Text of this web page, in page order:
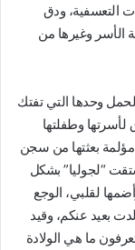
التعسفية، ودق
الأسر وغيرها من
وحدها التي تفتك
لأسرتها وطفلتها
بعثتها من سجن
“لجوليا” بشكل
لقلبي، الوجع
بعيد عنكم، وقيد
ما هي الولادة